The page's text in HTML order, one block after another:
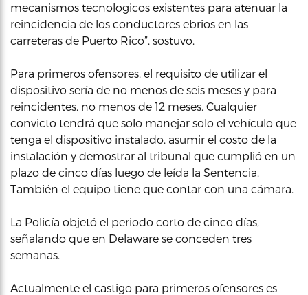
mecanismos tecnologicos existentes para atenuar la
reincidencia de los conductores ebrios en las
carreteras de Puerto Rico”, sostuvo.
Para primeros ofensores, el requisito de utilizar el
dispositivo sería de no menos de seis meses y para
reincidentes, no menos de 12 meses. Cualquier
convicto tendrá que solo manejar solo el vehículo que
tenga el dispositivo instalado, asumir el costo de la
instalación y demostrar al tribunal que cumplió en un
plazo de cinco días luego de leída la Sentencia.
También el equipo tiene que contar con una cámara.
La Policía objetó el periodo corto de cinco días,
señalando que en Delaware se conceden tres
semanas.
Actualmente el castigo para primeros ofensores es